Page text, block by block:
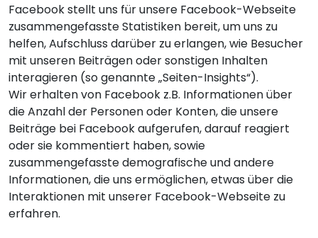
Facebook stellt uns für unsere Facebook-Webseite
zusammengefasste Statistiken bereit, um uns zu
helfen, Aufschluss darüber zu erlangen, wie Besucher
mit unseren Beiträgen oder sonstigen Inhalten
interagieren (so genannte „Seiten-Insights“).
Wir erhalten von Facebook z.B. Informationen über
die Anzahl der Personen oder Konten, die unsere
Beiträge bei Facebook aufgerufen, darauf reagiert
oder sie kommentiert haben, sowie
zusammengefasste demografische und andere
Informationen, die uns ermöglichen, etwas über die
Interaktionen mit unserer Facebook-Webseite zu
erfahren.